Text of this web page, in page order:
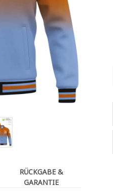
RÜCKGABE &
GARANTIE